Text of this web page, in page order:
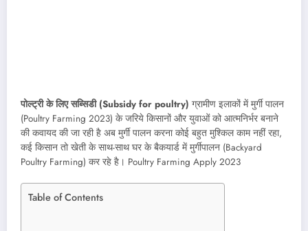
पोल्ट्री के लिए सब्सिडी (Subsidy for poultry) ग्रामीण इलाकों में मुर्गी पालन
(Poultry Farming 2023) के जरिये किसानों और युवाओं को आत्मनिर्भर बनाने
की कवायद की जा रही है अब मुर्गी पालन करना कोई बहुत मुश्किल काम नहीं रहा,
कई किसान तो खेती के साथ-साथ घर के बैकयार्ड में मुर्गीपालन (Backyard
Poultry Farming) कर रहे है। Poultry Farming Apply 2023
Table of Contents